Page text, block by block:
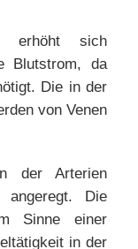
erhöht sich
Blutstrom, da
Die in der
von Venen
der Arterien
angeregt. Die
Sinne einer
in der